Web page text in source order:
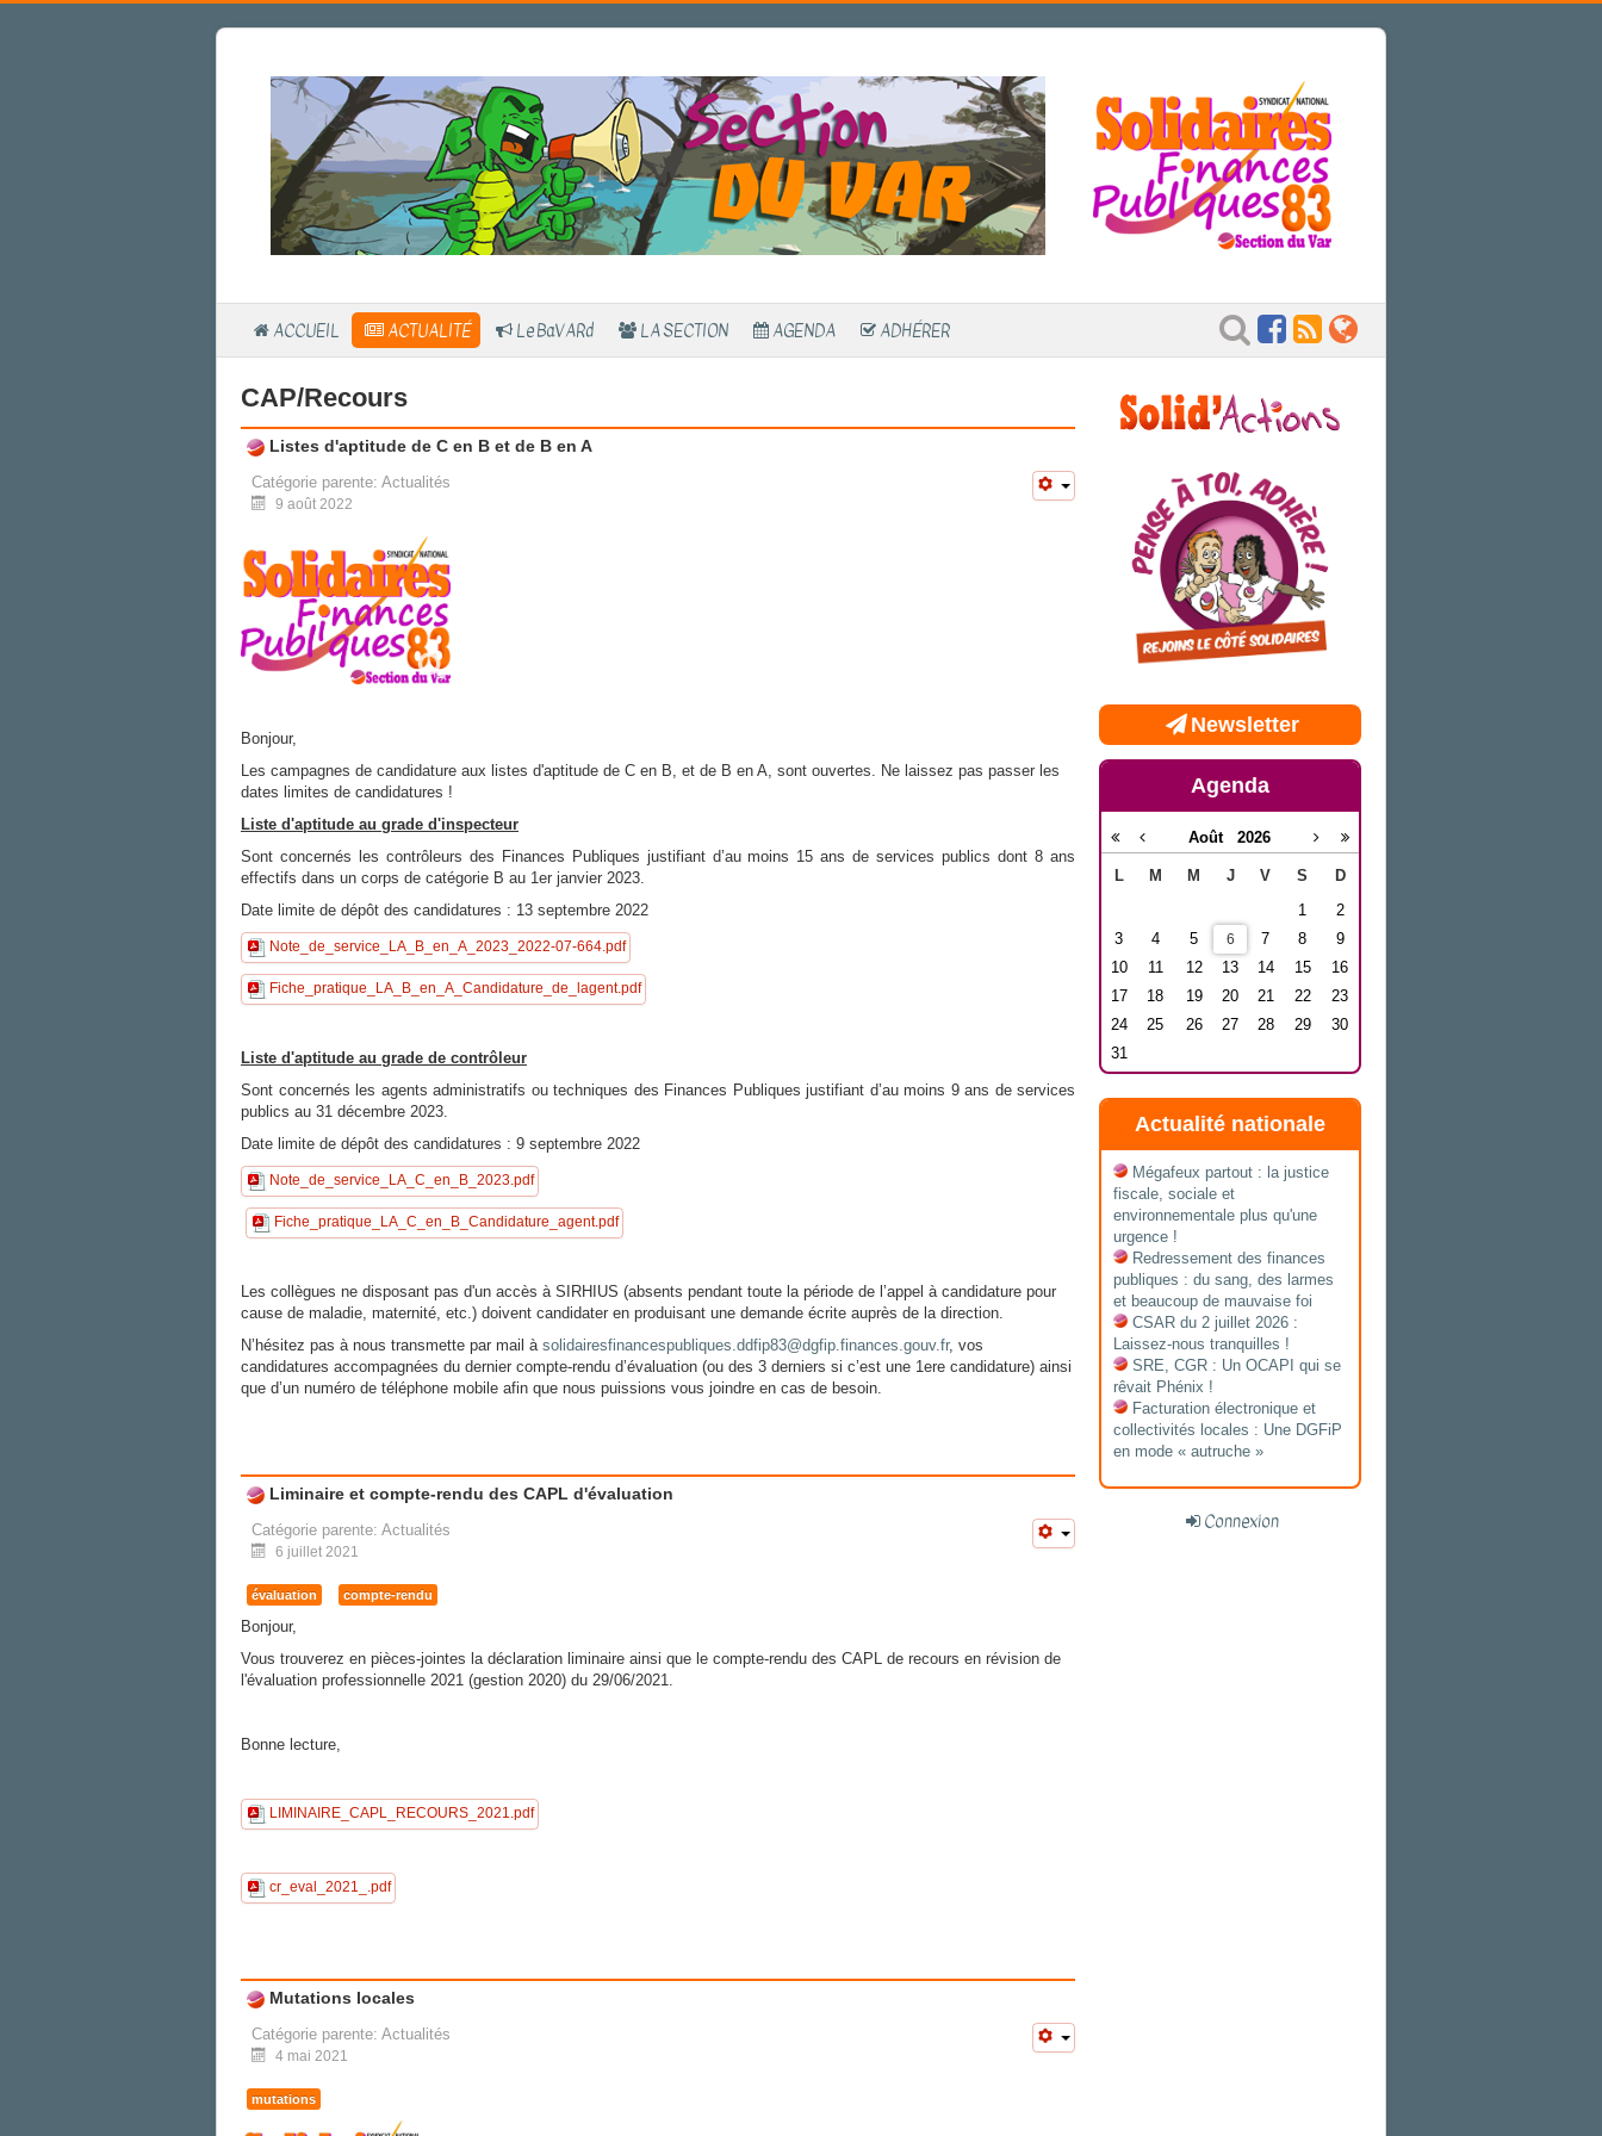
ACCUEIL ACTUALITÉ Le BaVARd LA SECTION AGENDA ADHÉRER
CAP/Recours
Listes d'aptitude de C en B et de B en A
Catégorie parente: Actualités
9 août 2022
Bonjour,
Les campagnes de candidature aux listes d'aptitude de C en B, et de B en A, sont ouvertes. Ne laissez pas passer les
dates limites de candidatures !
Liste d'aptitude au grade d'inspecteur
Sont concernés les contrôleurs des Finances Publiques justifiant d’au moins 15 ans de services publics dont 8 ans
effectifs dans un corps de catégorie B au 1er janvier 2023.
Date limite de dépôt des candidatures : 13 septembre 2022
Note_de_service_LA_B_en_A_2023_2022-07-664.pdf
Fiche_pratique_LA_B_en_A_Candidature_de_lagent.pdf
Liste d'aptitude au grade de contrôleur
Sont concernés les agents administratifs ou techniques des Finances Publiques justifiant d’au moins 9 ans de services
publics au 31 décembre 2023.
Date limite de dépôt des candidatures : 9 septembre 2022
Note_de_service_LA_C_en_B_2023.pdf
Fiche_pratique_LA_C_en_B_Candidature_agent.pdf
Les collègues ne disposant pas d'un accès à SIRHIUS (absents pendant toute la période de l’appel à candidature pour
cause de maladie, maternité, etc.) doivent candidater en produisant une demande écrite auprès de la direction.
N’hésitez pas à nous transmette par mail à solidairesfinancespubliques.ddfip83@dgfip.finances.gouv.fr, vos
candidatures accompagnées du dernier compte-rendu d’évaluation (ou des 3 derniers si c’est une 1ere candidature) ainsi
que d’un numéro de téléphone mobile afin que nous puissions vous joindre en cas de besoin.
Liminaire et compte-rendu des CAPL d'évaluation
Catégorie parente: Actualités
6 juillet 2021
évaluation compte-rendu
Bonjour,
Vous trouverez en pièces-jointes la déclaration liminaire ainsi que le compte-rendu des CAPL de recours en révision de
l'évaluation professionnelle 2021 (gestion 2020) du 29/06/2021.
Bonne lecture,
LIMINAIRE_CAPL_RECOURS_2021.pdf
cr_eval_2021_.pdf
Mutations locales
Catégorie parente: Actualités
4 mai 2021
mutations
Newsletter
Agenda
Août 2026
L M M J V S
D
1
2
3
4 5 6 7 8
9
10
11 12 13 14 15
16
17
18 19 20 21 22
23
24
25 26 27 28 29
30
31
Actualité nationale
Mégafeux partout : la justice
fiscale, sociale et
environnementale plus qu'une
urgence !
Redressement des finances
publiques : du sang, des larmes
et beaucoup de mauvaise foi
CSAR du 2 juillet 2026 :
Laissez-nous tranquilles !
SRE, CGR : Un OCAPI qui se
rêvait Phénix !
Facturation électronique et
collectivités locales : Une DGFiP
en mode « autruche »
Connexion